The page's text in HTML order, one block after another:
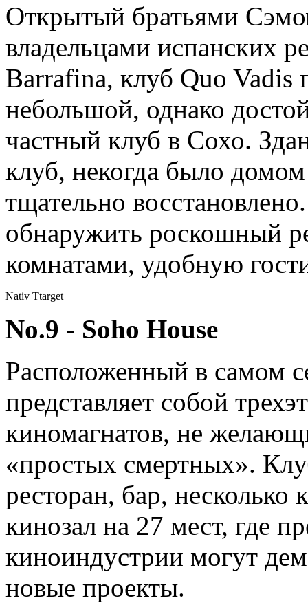
Открытый братьями
владельцами испанских
Barrafina, клуб Quo Vadis
небольшой, однако
частный клуб в Сохо.
клуб, некогда было
тщательно
обнаружить роскошный
комнатами, удобную
Nativ Ttarget
No.9 - Soho House
Расположенный в самом
представляет собой
киномагнатов, не
«простых смертных».
ресторан, бар,
кинозал на 27 мест, где
киноиндустрии могут
новые проекты.